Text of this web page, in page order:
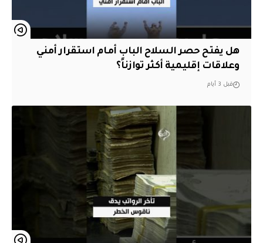
هل يفتح حصر السلاح الباب أمام استقرار أمني
وعلاقات إقليمية أكثر توازناً؟
قبل 3 أيام